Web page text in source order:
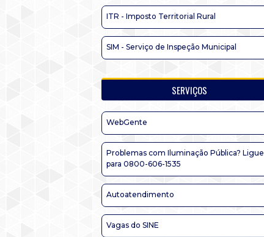
ITR - Imposto Territorial Rural
SIM - Serviço de Inspeção Municipal
SERVIÇOS
WebGente
Problemas com Iluminação Pública? Ligue
para 0800-606-1535
Autoatendimento
Vagas do SINE